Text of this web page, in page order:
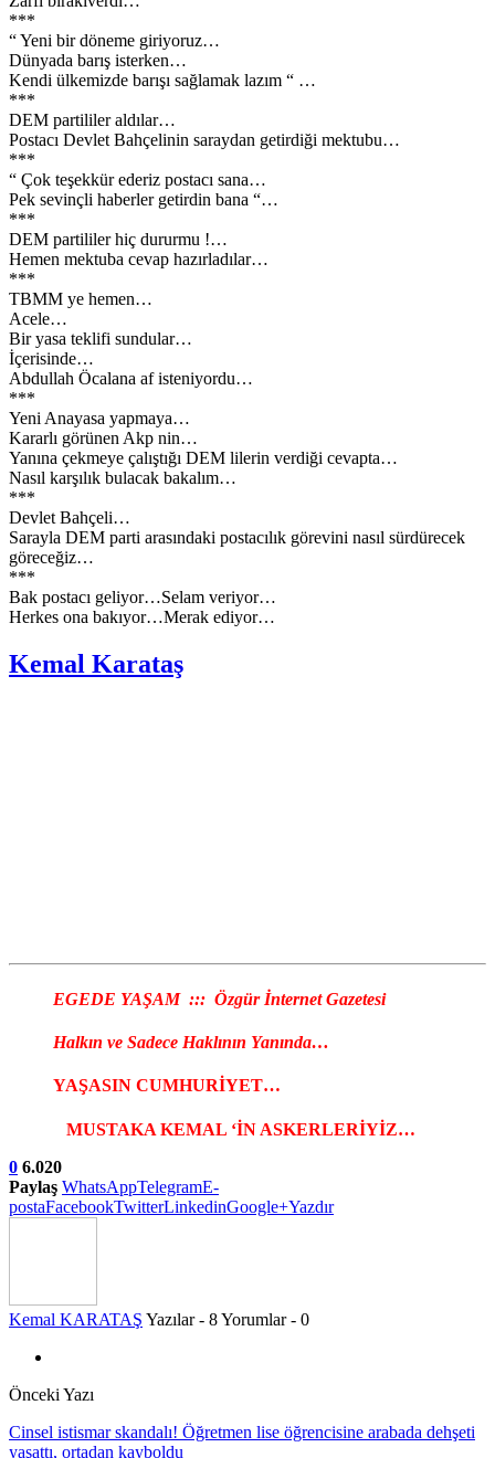
***
“ Yeni bir döneme giriyoruz…
Dünyada barış isterken…
Kendi ülkemizde barışı sağlamak lazım “ …
***
DEM partililer aldılar…
Postacı Devlet Bahçelinin saraydan getirdiği mektubu…
***
“ Çok teşekkür ederiz postacı sana…
Pek sevinçli haberler getirdin bana “…
***
DEM partililer hiç dururmu !…
Hemen mektuba cevap hazırladılar…
***
TBMM ye hemen…
Acele…
Bir yasa teklifi sundular…
İçerisinde…
Abdullah Öcalana af isteniyordu…
***
Yeni Anayasa yapmaya…
Kararlı görünen Akp nin…
Yanına çekmeye çalıştığı DEM lilerin verdiği cevapta…
Nasıl karşılık bulacak bakalım…
***
Devlet Bahçeli…
Sarayla DEM parti arasındaki postacılık görevini nasıl sürdürecek
göreceğiz…
***
Bak postacı geliyor…Selam veriyor…
Herkes ona bakıyor…Merak ediyor…
Kemal Karataş
EGEDE YAŞAM ::: Özgür İnternet Gazetesi
Halkın ve Sadece Haklının Yanında…
YAŞASIN CUMHURİYET…
MUSTAKA KEMAL ‘İN ASKERLERİYİZ…
0 6.020
Paylaş WhatsAppTelegramE-
postaFacebookTwitterLinkedinGoogle+Yazdır
Kemal KARATAŞ Yazılar - 8Yorumlar - 0
Önceki Yazı
Cinsel istismar skandalı! Öğretmen lise öğrencisine arabada dehşeti
yaşattı, ortadan kayboldu